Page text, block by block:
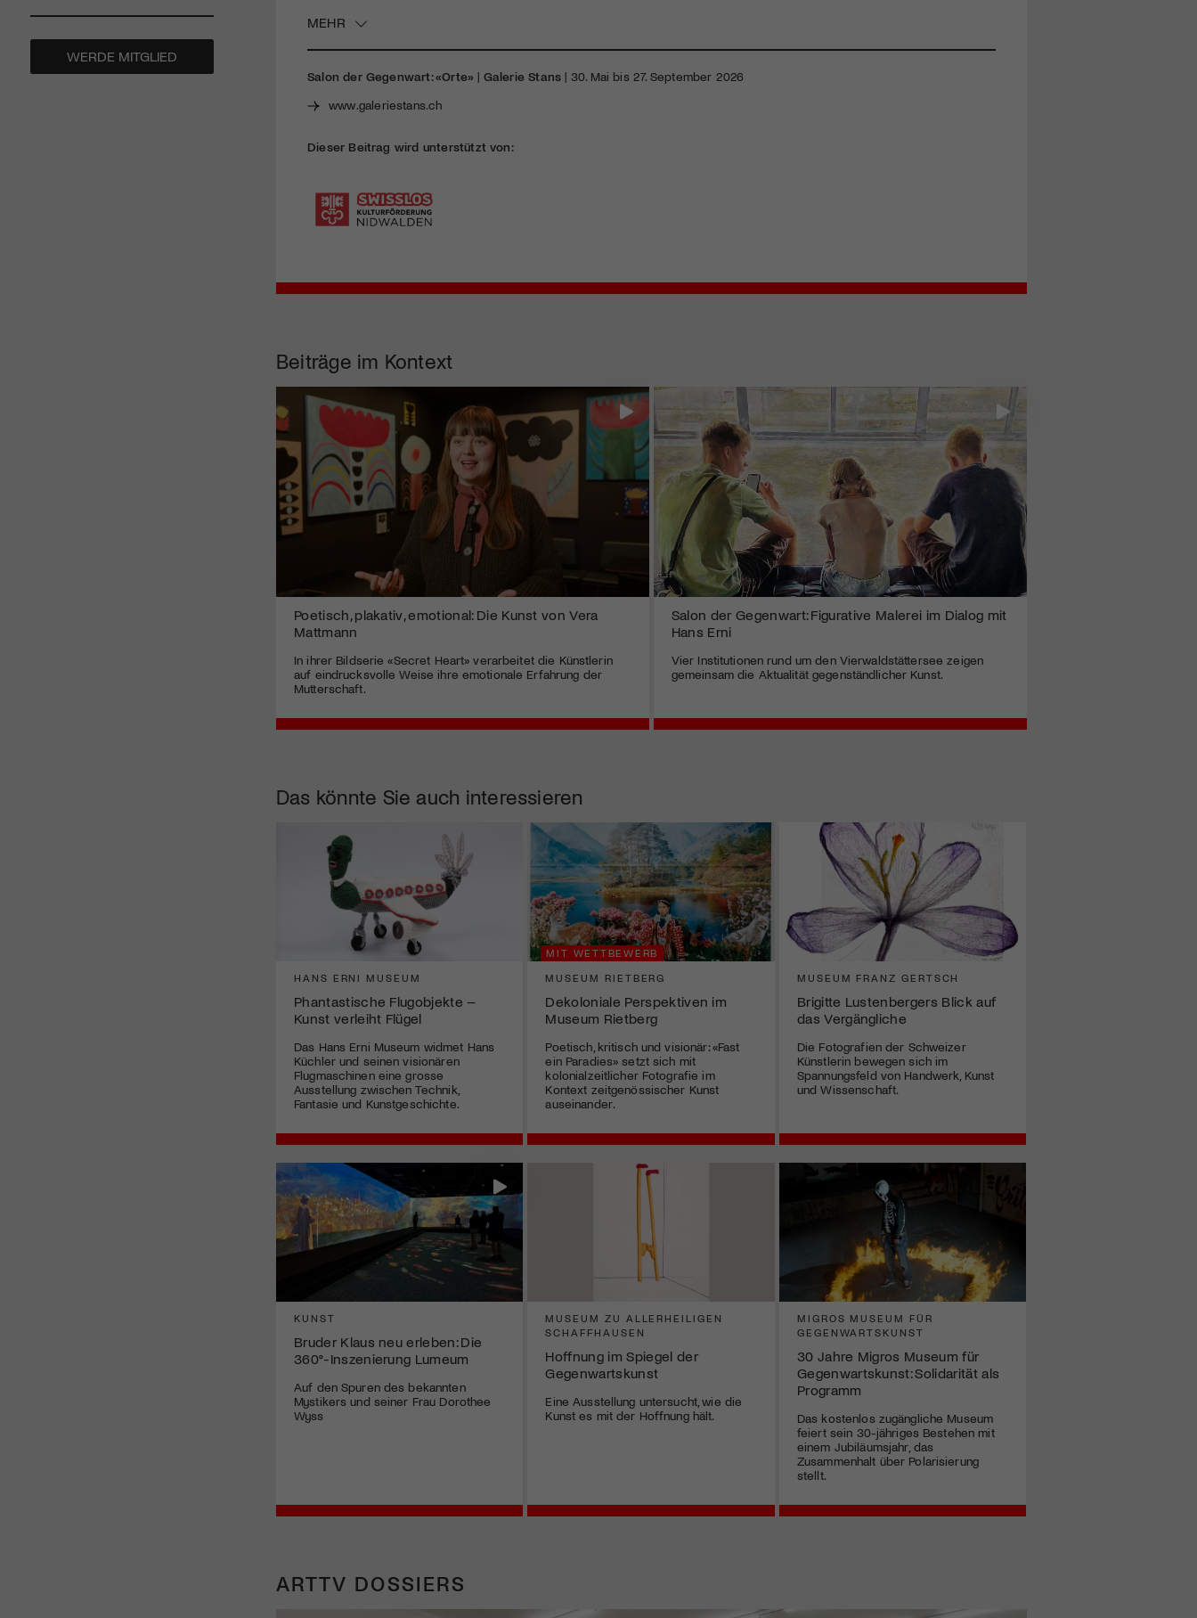
WERDE MITGLIED
MEHR
Salon der Gegenwart: «Orte» | Galerie Stans | 30. Mai bis 27. September 2026
www.galeriestans.ch
Dieser Beitrag wird unterstützt von:
Beiträge im Kontext
Poetisch, plakativ, emotional: Die Kunst von Vera
Mattmann
In ihrer Bildserie «Secret Heart» verarbeitet die Künstlerin
auf eindrucksvolle Weise ihre emotionale Erfahrung der
Mutterschaft.
Salon der Gegenwart: Figurative Malerei im Dialog mit
Hans Erni
Vier Institutionen rund um den Vierwaldstättersee zeigen
gemeinsam die Aktualität gegenständlicher Kunst.
Das könnte Sie auch interessieren
HANS ERNI MUSEUM
Phantastische Flugobjekte –
Kunst verleiht Flügel
Das Hans Erni Museum widmet Hans
Küchler und seinen visionären
Flugmaschinen eine grosse
Ausstellung zwischen Technik,
Fantasie und Kunstgeschichte.
MIT WETTBEWERB
MUSEUM RIETBERG
Dekoloniale Perspektiven im
Museum Rietberg
Poetisch, kritisch und visionär: «Fast
ein Paradies» setzt sich mit
kolonialzeitlicher Fotografie im
Kontext zeitgenössischer Kunst
auseinander.
MUSEUM FRANZ GERTSCH
Brigitte Lustenbergers Blick auf
das Vergängliche
Die Fotografien der Schweizer
Künstlerin bewegen sich im
Spannungsfeld von Handwerk, Kunst
und Wissenschaft.
KUNST
Bruder Klaus neu erleben: Die
360°-Inszenierung Lumeum
Auf den Spuren des bekannten
Mystikers und seiner Frau Dorothee
Wyss
MUSEUM ZU ALLERHEILIGEN
SCHAFFHAUSEN
Hoffnung im Spiegel der
Gegenwartskunst
Eine Ausstellung untersucht, wie die
Kunst es mit der Hoffnung hält.
MIGROS MUSEUM FÜR
GEGENWARTSKUNST
30 Jahre Migros Museum für
Gegenwartskunst: Solidarität als
Programm
Das kostenlos zugängliche Museum
feiert sein 30-jähriges Bestehen mit
einem Jubiläumsjahr, das
Zusammenhalt über Polarisierung
stellt.
ARTTV DOSSIERS